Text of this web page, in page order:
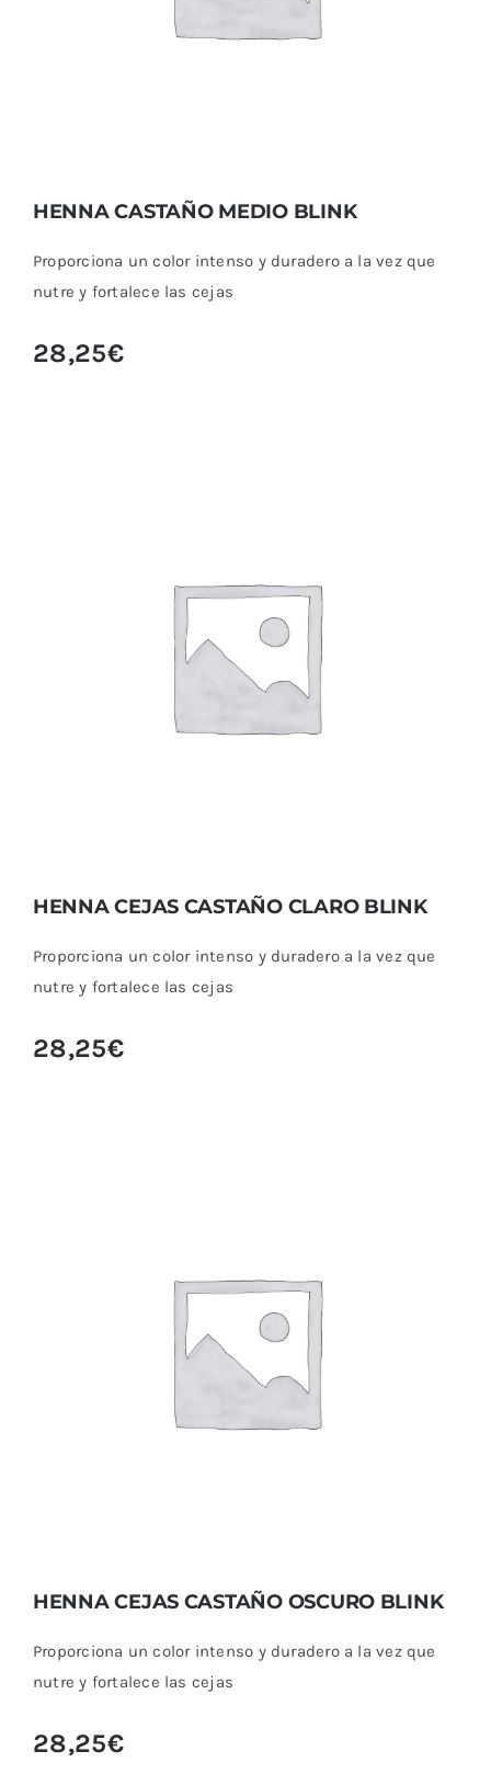
HENNA CASTAÑO MEDIO BLINK
Proporciona un color intenso y duradero a la vez que
nutre y fortalece las cejas
28,25€
HENNA CEJAS CASTAÑO CLARO BLINK
HENNA CEJAS CASTAÑO CLARO BLINK
Proporciona un color intenso y duradero a la vez que
nutre y fortalece las cejas
28,25€
HENNA CEJAS CASTAÑO OSCURO BLINK
HENNA CEJAS CASTAÑO OSCURO BLINK
Proporciona un color intenso y duradero a la vez que
nutre y fortalece las cejas
28,25€